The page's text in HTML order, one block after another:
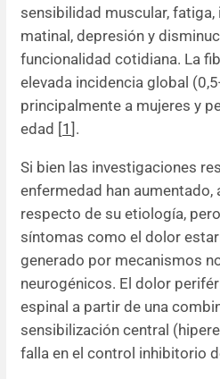
sensibilidad muscular,
matinal, depresión y
funcionalidad cotidiana. La
elevada incidencia global
principalmente a mujeres y
edad [1 ].
Si bien las investigaciones
enfermedad han aumentado,
respecto de su etiología,
síntomas como el dolor
generado por mecanismos
neurogénicos. El dolor
espinal a partir de una
sensibilización central
falla en el control inhibitorio